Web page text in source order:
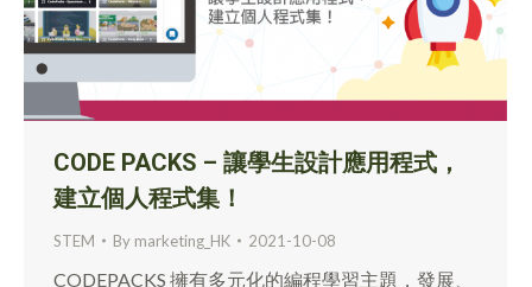
CODE PACKS – 讓學生設計應用程式，
建立個人程式集！
STEM By marketing_HK 2021-10-08
CODEPACKS 擁有多元化的編程學習主題，發展、